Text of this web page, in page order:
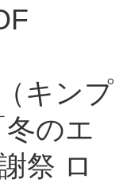
キンプ
のエ
祭 ロ